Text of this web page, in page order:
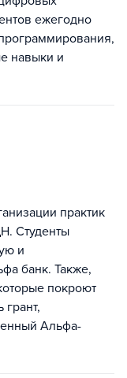
ежегодно
навыки и
практик
Студенты
и
банк. Также,
покроют
Альфа-